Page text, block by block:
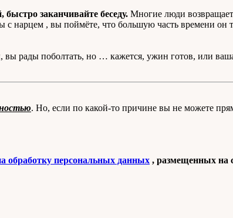
заканчивайте беседу. Многие люди
нарцем , вы поймёте, что большую часть времени он
вы рады поболтать, но … кажется, ужин готов, или
. Но, если по какой-то причине вы не можете
обработку персональных данных , размещенных на